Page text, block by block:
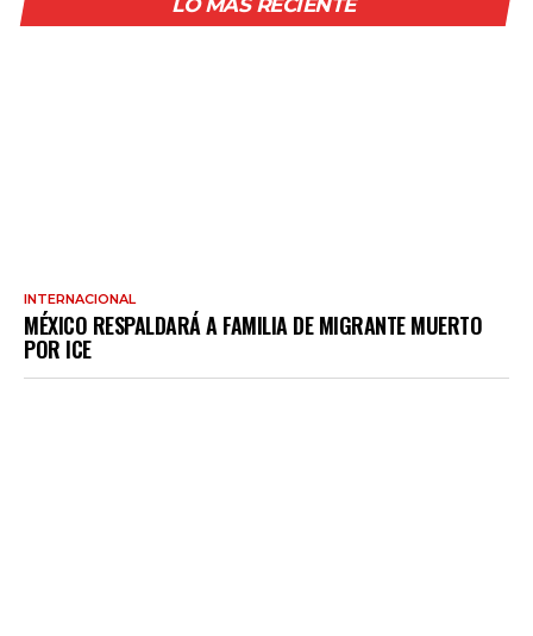
LO MÁS RECIENTE
INTERNACIONAL
MÉXICO RESPALDARÁ A FAMILIA DE MIGRANTE MUERTO
POR ICE